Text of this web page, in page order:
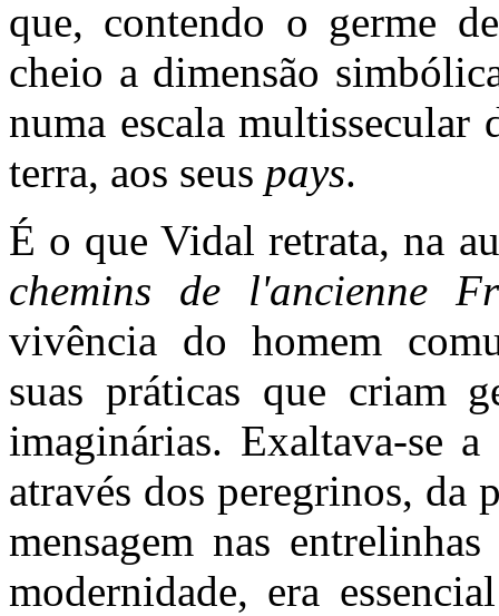
que, contendo o germe
cheio a dimensão
numa escala multissecular
terra, aos seus pays.
É o que Vidal retrata, na
chemins de l'ancienne
vivência do homem
suas práticas que criam
imaginárias. Exaltava-se
através dos peregrinos, da
mensagem nas
modernidade, era